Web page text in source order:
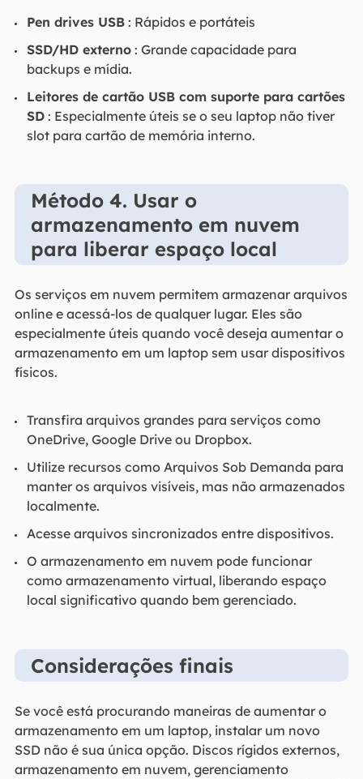
Pen drives USB: Rápidos e portáteis
SSD/HD externo: Grande capacidade para
backups e mídia.
Leitores de cartão USB com suporte para cartões
SD: Especialmente úteis se o seu laptop não tiver
slot para cartão de memória interno.
Método 4. Usar o
armazenamento em nuvem
para liberar espaço local
Os serviços em nuvem permitem armazenar arquivos
online e acessá-los de qualquer lugar. Eles são
especialmente úteis quando você deseja aumentar o
armazenamento em um laptop sem usar dispositivos
físicos.
Transfira arquivos grandes para serviços como
OneDrive, Google Drive ou Dropbox.
Utilize recursos como Arquivos Sob Demanda para
manter os arquivos visíveis, mas não armazenados
localmente.
Acesse arquivos sincronizados entre dispositivos.
O armazenamento em nuvem pode funcionar
como armazenamento virtual, liberando espaço
local significativo quando bem gerenciado.
Considerações finais
Se você está procurando maneiras de aumentar o
armazenamento em um laptop, instalar um novo
SSD não é sua única opção. Discos rígidos externos,
armazenamento em nuvem, gerenciamento